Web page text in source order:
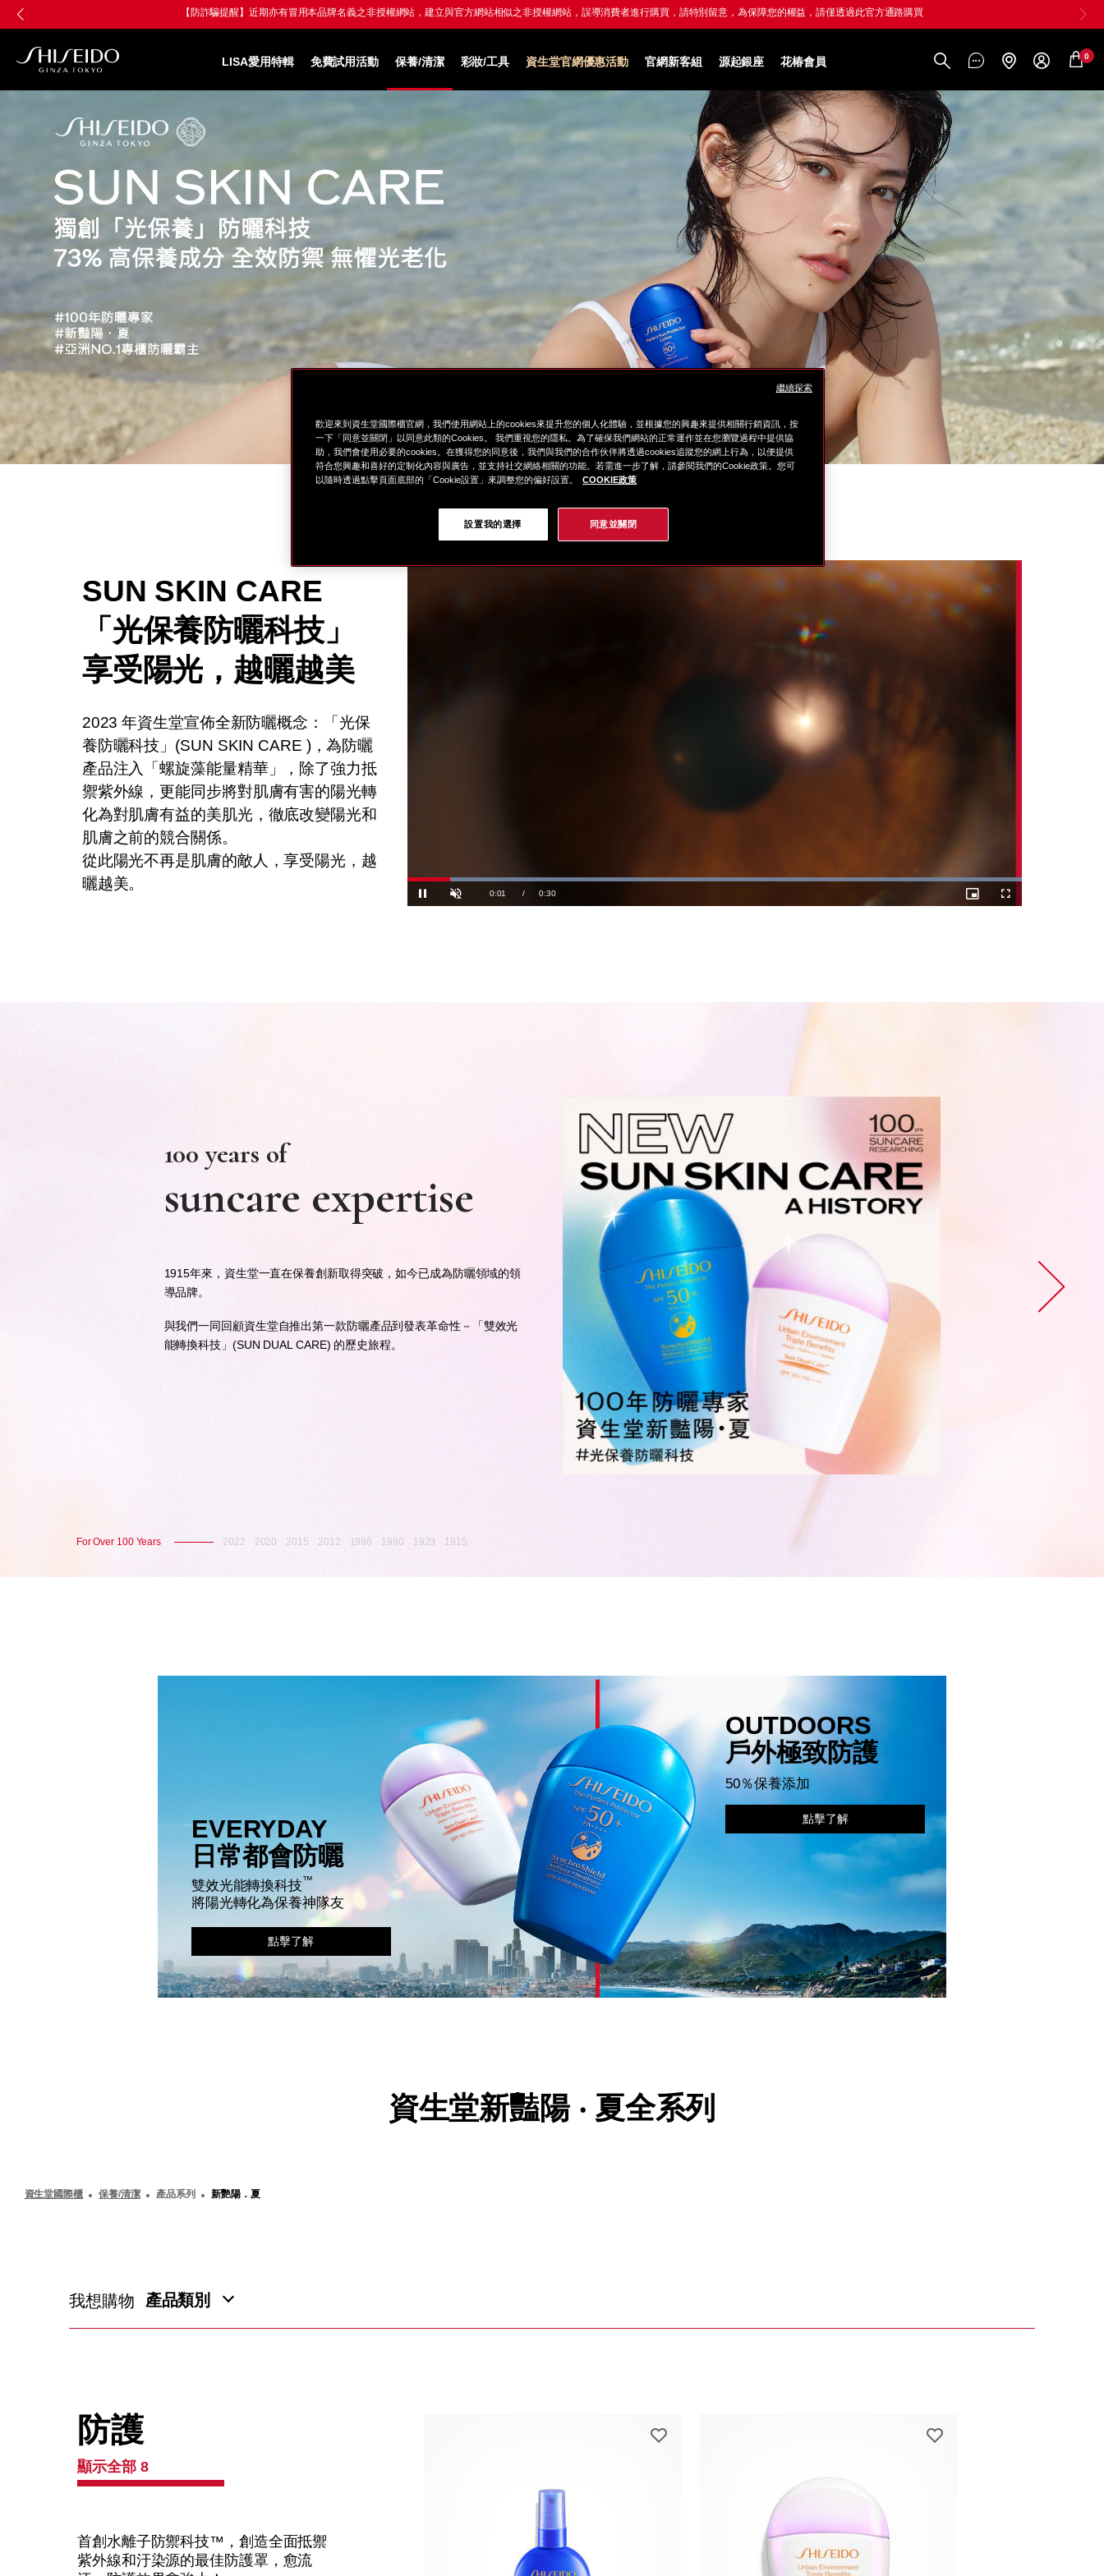
至
容
Skip
to
content
LINE導購享LINE POINTS 最高8%回饋， 滿額再贈300點 點我享回饋→
LISA愛用特輯 免費試用活動 保養/清潔 彩妝/工具 資生堂官網優惠活動 官網新客組 源起銀座 花椿會員 0
SUN SKIN CARE
「光保養防曬科技」
享受陽光，越曬越美
2023 年資生堂宣佈全新防曬概念：「光保
養防曬科技」(SUN SKIN CARE )，為防曬
產品注入「螺旋藻能量精華」，除了強力抵
禦紫外線，更能同步將對肌膚有害的陽光轉
化為對肌膚有益的美肌光，徹底改變陽光和
肌膚之前的競合關係。
從此陽光不再是肌膚的敵人，享受陽光，越
曬越美。
Pause UnmuteCurrent
0:03 / Duration
0:30
Loaded:
Picture-
in-
Fullscreen
1915年來，資生堂一直在保養創新取得突破，如今已成為防曬領域的領
導品牌。
與我們一同回顧資生堂自推出第一款防曬產品到發表革命性－「雙效光
能轉換科技」 (SUN DUAL CARE) 的歷史旅程。
For Over 100 Years 2022 2020 2015 2012 1986 1980 1923 1915
EVERYDAY
日常都會防曬
雙效光能轉換科技™
將陽光轉化為保養神隊友
點擊了解
OUTDOORS
戶外極致防護
50％保養添加
點擊了解
資生堂新豔陽 ‧ 夏全系列
資生堂國際櫃 保養/清潔 產品系列 新艷陽．夏
我想購物 產品類別
防護
顯示全部 8
首創水離子防禦科技™，創造全面抵禦
紫外線和汙染源的最佳防護罩，愈流
歡迎來到資生堂國際櫃官網，我們使用網站上的cookies來提升您的個人化體驗，並根據您的興趣來提供相關行銷資訊，按
一下「同意並關閉」以同意此類的Cookies。 我們重視您的隱私。為了確保我們網站的正常運作並在您瀏覽過程中提供協
助，我們會使用必要的cookies。在獲得您的同意後，我們與我們的合作伙伴將透過cookies追蹤您的網上行為，以便提供
符合您興趣和喜好的定制化內容與廣告，並支持社交網絡相關的功能。若需進一步了解，請參閱我們的Cookie政策。您可
以隨時透過點擊頁面底部的「Cookie設置」來調整您的偏好設置。
COOKIE政策
設置我的選擇 同意並關閉
繼續探索